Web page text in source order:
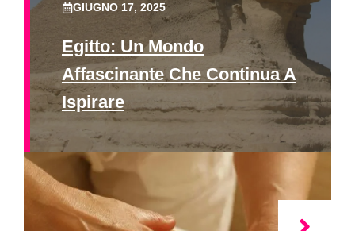
GIUGNO 17, 2025
Egitto: Un Mondo
Affascinante Che Continua A
Ispirare